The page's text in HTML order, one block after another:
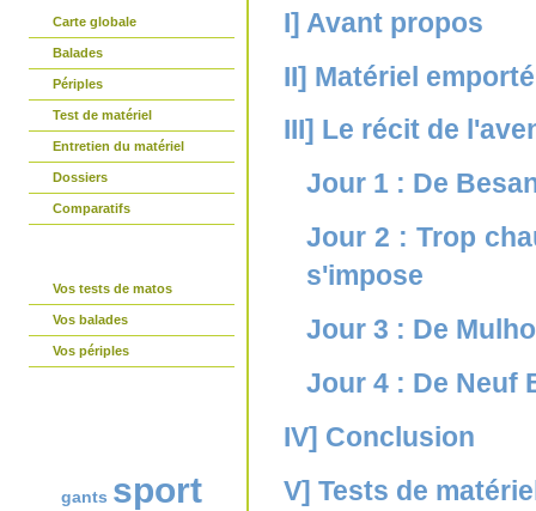
Carte globale
Balades
Périples
Test de matériel
Entretien du matériel
Dossiers
Comparatifs
Vos tests de matos
Vos balades
Vos périples
gants sport
I] Avant propos
II] Matériel emporté
III] Le récit de
Jour 1 : De
Jour 2 : Trop
s'impose
Jour 3 : De
Jour 4 : De Neuf
IV] Conclusion
V] Tests de